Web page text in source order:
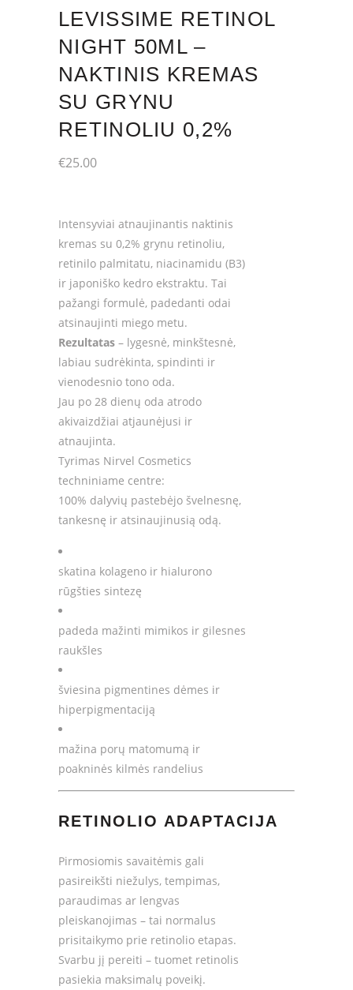
LEVISSIME RETINOL
NIGHT 50ML –
NAKTINIS KREMAS
SU GRYNU
RETINOLIU 0,2%
€25.00
Intensyviai atnaujinantis naktinis
kremas su 0,2% grynu retinoliu,
retinilo palmitatu, niacinamidu (B3)
ir japoniško kedro ekstraktu. Tai
pažangi formulė, padedanti odai
atsinaujinti miego metu.
Rezultatas – lygesnė, minkštesnė,
labiau sudrėkinta, spindinti ir
vienodesnio tono oda.
Jau po 28 dienų oda atrodo
akivaizdžiai atjaunėjusi ir
atnaujinta.
Tyrimas Nirvel Cosmetics
techniniame centre:
100% dalyvių pastebėjo švelnesnę,
tankesnę ir atsinaujinusią odą.
skatina kolageno ir hialurono
rūgšties sintezę
padeda mažinti mimikos ir gilesnes
raukšles
šviesina pigmentines dėmes ir
hiperpigmentaciją
mažina porų matomumą ir
poakninės kilmės randelius
RETINOLIO ADAPTACIJA
Pirmosiomis savaitėmis gali
pasireikšti niežulys, tempimas,
paraudimas ar lengvas
pleiskanojimas – tai normalus
prisitaikymo prie retinolio etapas.
Svarbu jį pereiti – tuomet retinolis
pasiekia maksimalų poveikį.